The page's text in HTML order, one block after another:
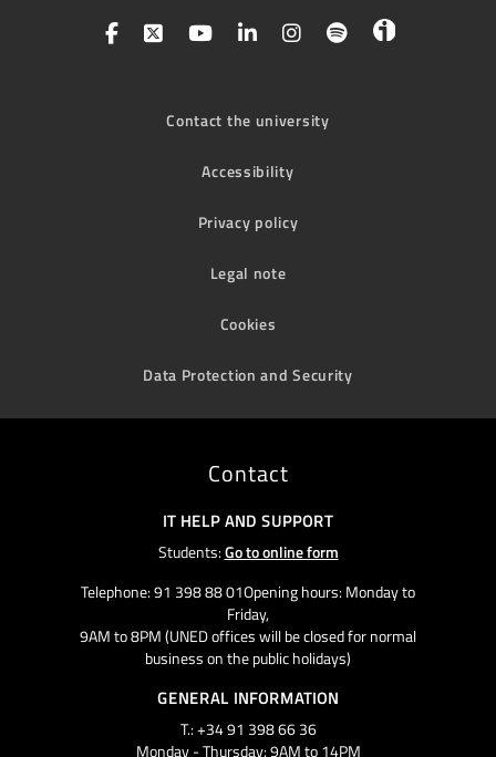
Contact the university
Accessibility
Privacy policy
Legal note
Cookies
Data Protection and Security
Contact
IT HELP AND SUPPORT
Students:Go to online form
Telephone: 91 398 88 01Opening hours: Monday to
Friday,
9AM to 8PM (UNED offices will be closed for normal
business on the public holidays)
GENERAL INFORMATION
T.: +34 91 398 66 36
Monday - Thursday: 9AM to 14PM